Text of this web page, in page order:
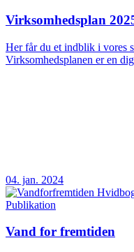
Virksomhedsplan
Her får du et indblik i vores
Virksomhedsplanen er en
04. jan. 2024
Publikation
Vand for fremtiden